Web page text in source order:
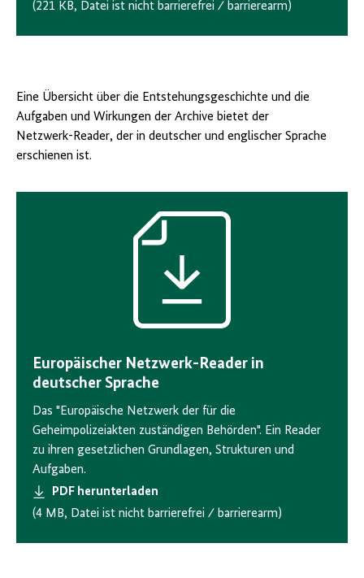
(221 KB, Datei ist nicht barrierefrei ⁄ barrierearm)
Eine Übersicht über die Entstehungsgeschichte und die
Aufgaben und Wirkungen der Archive bietet der
Netzwerk-Reader, der in deutscher und englischer Sprache
erschienen ist.
Download-
Europäischer Netzwerk-Reader in
deutscher Sprache
Das "Europäische Netzwerk der für die
Geheimpolizeiakten zuständigen Behörden". Ein Reader
zu ihren gesetzlichen Grundlagen, Strukturen und
Aufgaben.
PDF herunterladen
(4 MB, Datei ist nicht barrierefrei ⁄ barrierearm)